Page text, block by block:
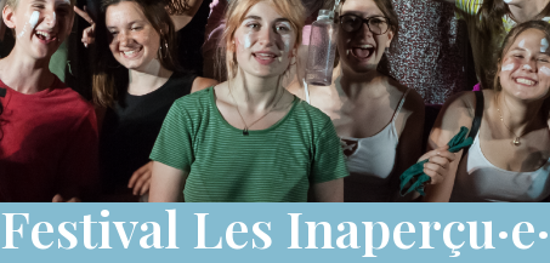
Festival Les